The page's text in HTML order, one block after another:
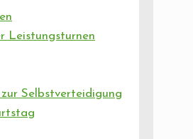
Leistungsturnen
zur Selbstverteidigung